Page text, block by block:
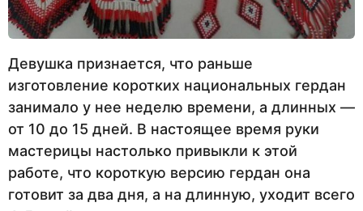
Девушка признается, что раньше
изготовление коротких национальных гердан
занимало у нее неделю времени, а длинных —
от 10 до 15 дней. В настоящее время руки
мастерицы настолько привыкли к этой
работе, что короткую версию гердан она
готовит за два дня, а на длинную, уходит всего